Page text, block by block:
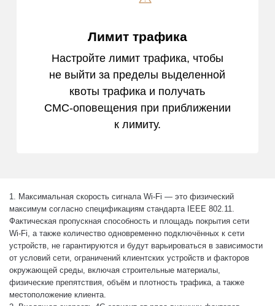
Лимит трафика
Настройте лимит трафика, чтобы
не выйти за пределы выделенной
квоты трафика и получать
СМС‑оповещения при приближении
к лимиту.
1. Максимальная скорость сигнала Wi‑Fi — это физический
максимум согласно спецификациям стандарта IEEE 802.11.
Фактическая пропускная способность и площадь покрытия сети
Wi‑Fi, а также количество одновременно подключённых к сети
устройств, не гарантируются и будут варьироваться в зависимости
от условий сети, ограничений клиентских устройств и факторов
окружающей среды, включая строительные материалы,
физические препятствия, объём и плотность трафика, а также
местоположение клиента.